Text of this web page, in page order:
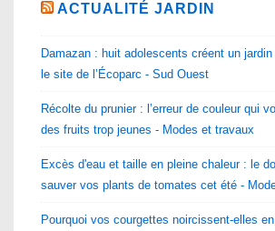
ACTUALITÉ JARDIN
Damazan : huit adolescents créent un
le site de l’Écoparc - Sud Ouest
Récolte du prunier : l’erreur de couleur qui
des fruits trop jeunes - Modes et travaux
Excès d'eau et taille en pleine chaleur : le
sauver vos plants de tomates cet été -
Pourquoi vos courgettes noircissent-elles